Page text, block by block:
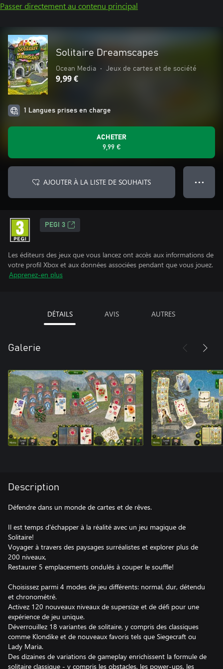
Passer directement au contenu principal
Solitaire Dreamscapes
Ocean Media • Jeux de cartes et de société
9,99 €
1 Langues prises en charge
ACHETER
9,99 €
AJOUTER À LA LISTE DE SOUHAITS ● ● ●
PEGI 3
Les éditeurs des jeux que vous lancez ont accès aux informations de
votre profil Xbox et aux données associées pendant que vous jouez.
Apprenez-en plus
DÉTAILS AVIS AUTRES
Galerie
Description
Défendre dans un monde de cartes et de rêves.
Il est temps d'échapper à la réalité avec un jeu magique de
Solitaire!
Voyager à travers des paysages surréalistes et explorer plus de
200 niveaux,
Restaurer 5 emplacements ondulés à couper le souffle!
Choisissez parmi 4 modes de jeu différents: normal, dur, détendu
et chronométré.
Activez 120 nouveaux niveaux de supersize et de défi pour une
expérience de jeu unique.
Déverrouillez 18 variantes de solitaire, y compris des classiques
comme Klondike et de nouveaux favoris tels que Siegecraft ou
Lady Maria.
Des dizaines de variations de gameplay enrichissent la formule de
solitaire classique - y compris les obstacles, les power-ups, les